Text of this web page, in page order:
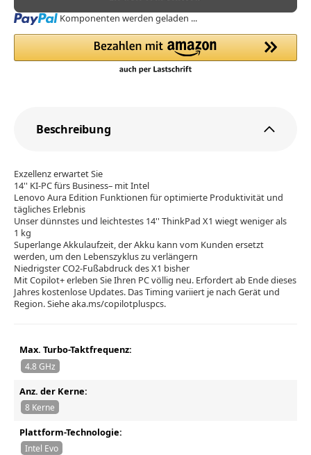
Loading... Komponenten werden geladen ...
Beschreibung
Exzellenz erwartet Sie
14'' KI-PC fürs Business– mit Intel
Lenovo Aura Edition Funktionen für optimierte Produktivität und
tägliches Erlebnis
Unser dünnstes und leichtestes 14'' ThinkPad X1 wiegt weniger als
1 kg
Superlange Akkulaufzeit, der Akku kann vom Kunden ersetzt
werden, um den Lebenszyklus zu verlängern
Niedrigster CO2-Fußabdruck des X1 bisher
Mit Copilot+ erleben Sie Ihren PC völlig neu. Erfordert ab Ende dieses
Jahres kostenlose Updates. Das Timing variiert je nach Gerät und
Region. Siehe aka.ms/copilotpluspcs.
Max. Turbo-Taktfrequenz:
4.8 GHz
Anz. der Kerne:
8 Kerne
Plattform-Technologie:
Intel Evo